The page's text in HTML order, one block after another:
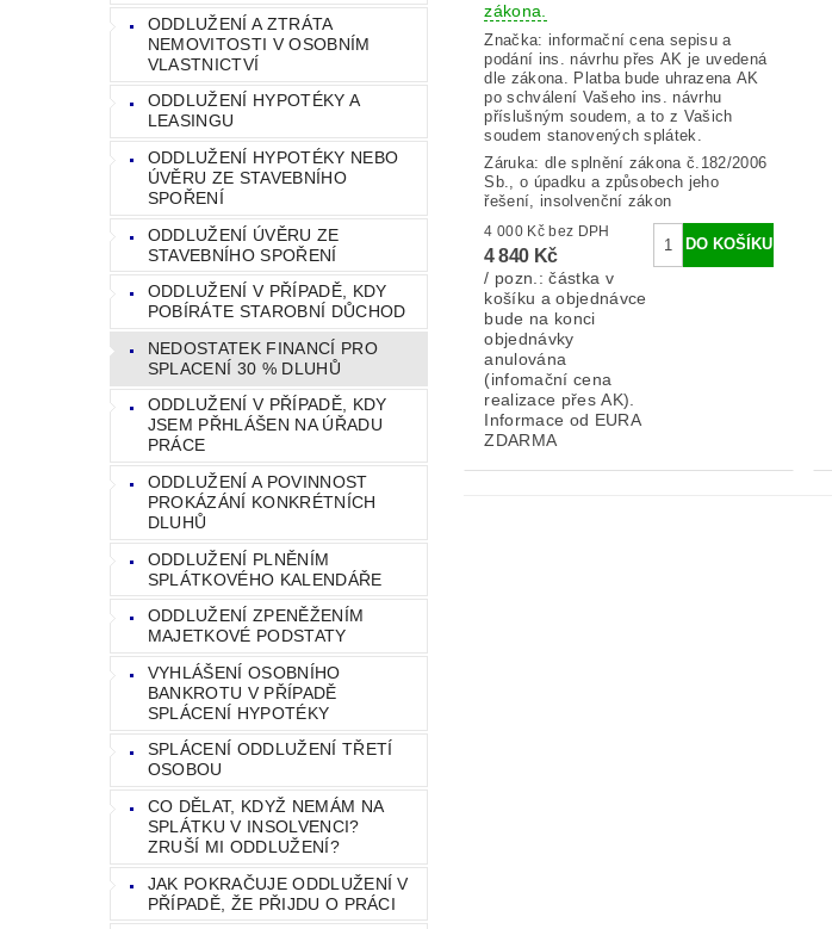
ODDLUŽENÍ A ZTRÁTA
NEMOVITOSTI V OSOBNÍM
VLASTNICTVÍ
ODDLUŽENÍ HYPOTÉKY A
LEASINGU
ODDLUŽENÍ HYPOTÉKY NEBO
ÚVĚRU ZE STAVEBNÍHO
SPOŘENÍ
ODDLUŽENÍ ÚVĚRU ZE
STAVEBNÍHO SPOŘENÍ
ODDLUŽENÍ V PŘÍPADĚ, KDY
POBÍRÁTE STAROBNÍ DŮCHOD
NEDOSTATEK FINANCÍ PRO
SPLACENÍ 30 % DLUHŮ
ODDLUŽENÍ V PŘÍPADĚ, KDY
JSEM PŘHLÁŠEN NA ÚŘADU
PRÁCE
ODDLUŽENÍ A POVINNOST
PROKÁZÁNÍ KONKRÉTNÍCH
DLUHŮ
ODDLUŽENÍ PLNĚNÍM
SPLÁTKOVÉHO KALENDÁŘE
ODDLUŽENÍ ZPENĚŽENÍM
MAJETKOVÉ PODSTATY
VYHLÁŠENÍ OSOBNÍHO
BANKROTU V PŘÍPADĚ
SPLÁCENÍ HYPOTÉKY
SPLÁCENÍ ODDLUŽENÍ TŘETÍ
OSOBOU
CO DĚLAT, KDYŽ NEMÁM NA
SPLÁTKU V INSOLVENCI?
ZRUŠÍ MI ODDLUŽENÍ?
JAK POKRAČUJE ODDLUŽENÍ V
PŘÍPADĚ, ŽE PŘIJDU O PRÁCI
zákona.
Značka: informační cena sepisu a
podání ins. návrhu přes AK je uvedená
dle zákona. Platba bude uhrazena AK
po schválení Vašeho ins. návrhu
příslušným soudem, a to z Vašich
soudem stanovených splátek.
Záruka: dle splnění zákona č.182/2006
Sb., o úpadku a způsobech jeho
řešení, insolvenční zákon
4 000 Kč bez DPH
4 840 Kč
/ pozn.: částka v
košíku a objednávce
bude na konci
objednávky
anulována
(infomační cena
realizace přes AK).
Informace od EURA
ZDARMA